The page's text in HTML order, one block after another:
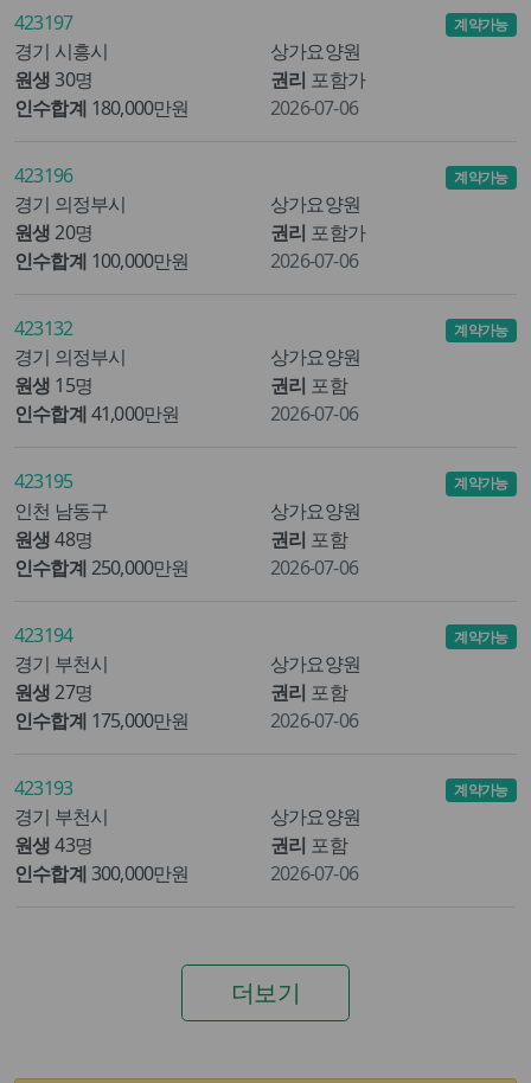
423197
경기 시흥시
상가요양원
원생 30명 권리 포함가
인수합계 180,000만원
계약가능
2026-07-06
423196
경기 의정부시
상가요양원
원생 20명 권리 포함가
인수합계 100,000만원
계약가능
2026-07-06
423132
경기 의정부시
상가요양원
원생 15명 권리 포함
인수합계41,000만원
계약가능
2026-07-06
423195
인천 남동구
상가요양원
원생 48명 권리 포함
인수합계250,000만원
계약가능
2026-07-06
423194
경기 부천시
상가요양원
원생 27명 권리 포함
인수합계 175,000만원
계약가능
2026-07-06
423193
경기 부천시
상가요양원
원생 43명 권리 포함
인수합계300,000만원
계약가능
2026-07-06
더보기